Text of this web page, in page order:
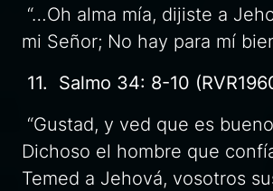
“…Oh alma mía, dijiste a
mi Señor; No hay para mí
11. Salmo 34: 8-10
“Gustad, y ved que es
Dichoso el hombre que
Temed a Jehová, vosotros